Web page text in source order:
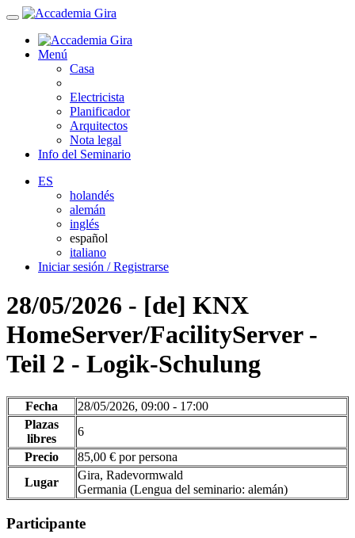
Menú
Casa
Electricista
Planificador
Arquitectos
Nota legal
Info del Seminario
ES
holandés
alemán
inglés
español
italiano
Iniciar sesión / Registrarse
28/05/2026 - [de] KNX
HomeServer/FacilityServer -
Teil 2 - Logik-Schulung
Fecha
28/05/2026, 09:00 - 17:00
Plazas
libres
6
Precio
85,00 € por persona
Lugar
Gira, Radevormwald
Germania (Lengua del seminario: alemán)
Participante